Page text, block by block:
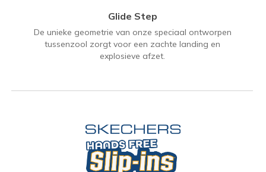
Glide Step
De unieke geometrie van onze speciaal ontworpen
tussenzool zorgt voor een zachte landing en
explosieve afzet.